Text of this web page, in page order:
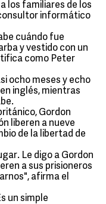
los familiares de los
informático
cuándo fue
y vestido con un
como Peter
ocho meses y echo
inglés, mientras
Gordon
liberen a nueve
de la libertad de
Le digo a Gordon
a sus prisioneros
afirma el
un simple